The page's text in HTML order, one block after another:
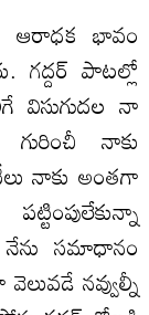
ఆరాధక భావం
గద్దర్‌ పాటల్లో
విసుగుదల నా
నాకు
నాకు అంతగా
సమాధానం
నవ్వుల్నీ